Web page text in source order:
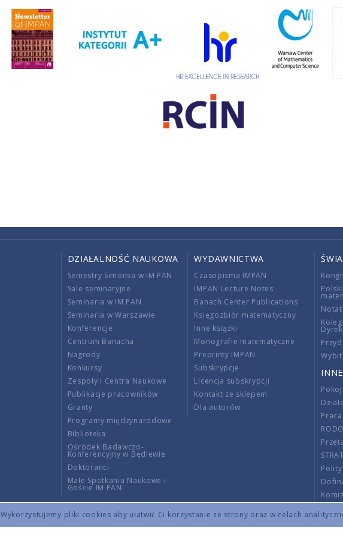
Wykorzystujemy pliki cookies aby ułatwić Ci korzystanie ze strony oraz w celach
DZIAŁALNOŚĆ NAUKOWA
Semestry Simonsa w IM PAN
Sale seminaryjne
Seminaria w IM PAN
Seminaria w Warszawie
Konferencje
Centrum Banacha
Nagrody
Konkursy
Zespoły i Centra Naukowe
Publikacje pracowników
Granty
Programy międzynarodowe
Biblioteka
Ośrodek Badawczo-
Konferencyjny w Będlewie
Doktoranci
Małe Spotkania Naukowe i
Goście IM PAN
WYDAWNICTWA
Czasopisma IMPAN
IMPAN Lecture Notes
Banach Center Publications
Księgozbiór matematyczny
Inne książki
Monografie matematyczne
Preprinty IMPAN
Subskrypcje
Licencja subskrypcji
Kontakt ze sklepem
Dla autorów
INNE
RODO